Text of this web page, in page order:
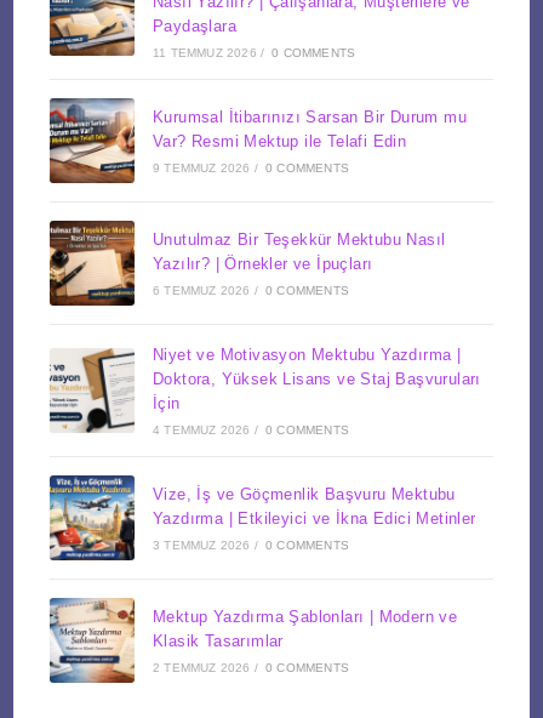
Paydaşlara
11 TEMMUZ 2026 / 0 COMMENTS
Kurumsal İtibarınızı Sarsan Bir Durum mu
Var? Resmi Mektup ile Telafi Edin
9 TEMMUZ 2026 / 0 COMMENTS
Unutulmaz Bir Teşekkür Mektubu Nasıl
Yazılır? | Örnekler ve İpuçları
6 TEMMUZ 2026 / 0 COMMENTS
Niyet ve Motivasyon Mektubu Yazdırma |
Doktora, Yüksek Lisans ve Staj Başvuruları
İçin
4 TEMMUZ 2026 / 0 COMMENTS
Vize, İş ve Göçmenlik Başvuru Mektubu
Yazdırma | Etkileyici ve İkna Edici Metinler
3 TEMMUZ 2026 / 0 COMMENTS
Mektup Yazdırma Şablonları | Modern ve
Klasik Tasarımlar
2 TEMMUZ 2026 / 0 COMMENTS